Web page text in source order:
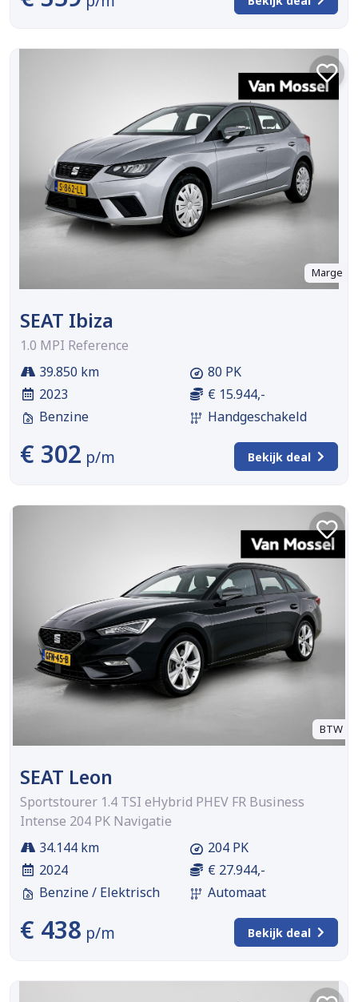
Marge
SEAT Ibiza
1.0 MPI Reference
39.850 km
2023
Benzine
80 PK
€ 15.944,-
Handgeschakeld
€ 302 p/m Bekijk deal
BTW
SEAT Leon
Sportstourer 1.4 TSI eHybrid PHEV FR Business
Intense 204 PK Navigatie
34.144 km
2024
Benzine / Elektrisch
204 PK
€ 27.944,-
Automaat
€ 438 p/m Bekijk deal